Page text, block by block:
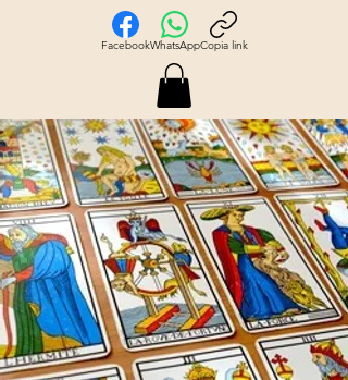
FacebookWhatsAppCopia link